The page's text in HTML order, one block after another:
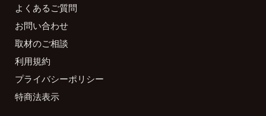
よくあるご質問
お問い合わせ
取材のご相談
利用規約
プライバシーポリシー
特商法表示